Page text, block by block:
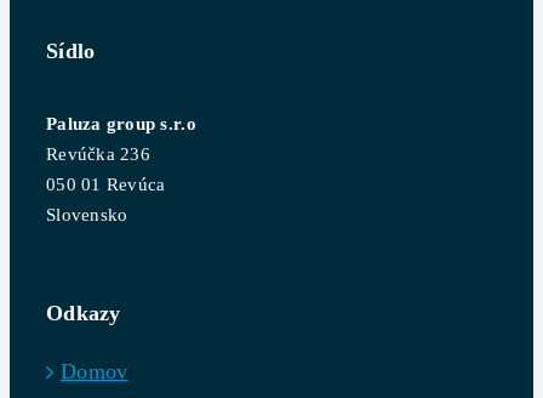
Sídlo
Paluza group s.r.o
Revúčka 236
050 01 Revúca
Slovensko
Odkazy
Domov